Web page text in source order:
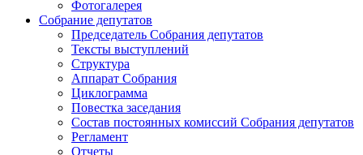
Фотогалерея
Собрание депутатов
Председатель Собрания депутатов
Тексты выступлений
Структура
Аппарат Собрания
Циклограмма
Повестка заседания
Состав постоянных комиссий Собрания депутатов
Регламент
Отчеты